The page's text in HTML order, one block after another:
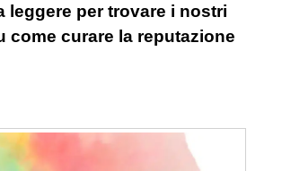
leggere per trovare i nostri
come curare la reputazione